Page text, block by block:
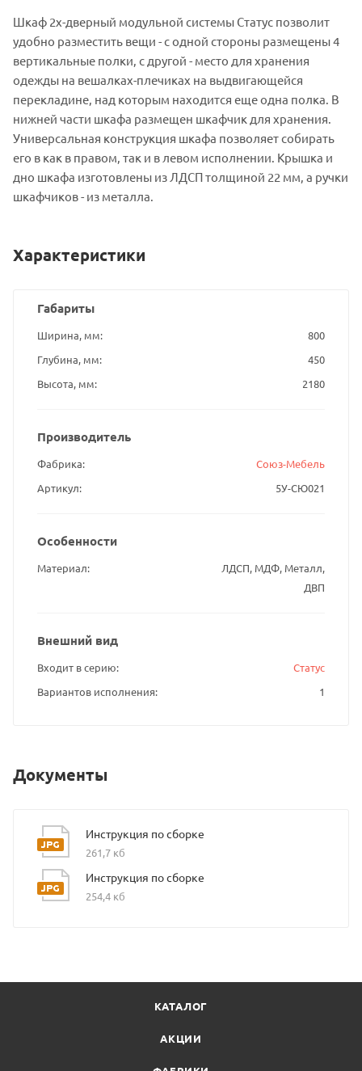
Шкаф 2х-дверный модульной системы Статус позволит
удобно разместить вещи - с одной стороны размещены 4
вертикальные полки, с другой - место для хранения
одежды на вешалках-плечиках на выдвигающейся
перекладине, над которым находится еще одна полка. В
нижней части шкафа размещен шкафчик для хранения.
Универсальная конструкция шкафа позволяет собирать
его в как в правом, так и в левом исполнении. Крышка и
дно шкафа изготовлены из ЛДСП толщиной 22 мм, а ручки
шкафчиков - из металла.
Характеристики
Габариты
Ширина, мм
800
Глубина, мм
450
Высота, мм
2180
Производитель
Фабрика
Союз-Мебель
Артикул
5У-СЮ021
Особенности
Материал
ЛДСП, МДФ, Металл,
ДВП
Внешний вид
Входит в серию
Статус
Вариантов исполнения
1
Документы
Инструкция по сборке
261,7 кб
Инструкция по сборке
254,4 кб
КАТАЛОГ
АКЦИИ